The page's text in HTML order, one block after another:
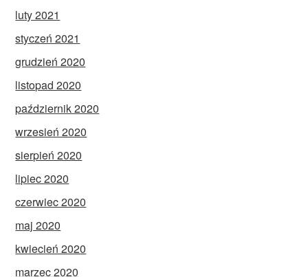
luty 2021
styczeń 2021
grudzień 2020
listopad 2020
październik 2020
wrzesień 2020
sierpień 2020
lipiec 2020
czerwiec 2020
maj 2020
kwiecień 2020
marzec 2020